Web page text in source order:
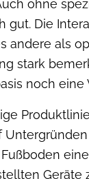
ohne
gut. Die
andere als
stark
noch eine
Geräte